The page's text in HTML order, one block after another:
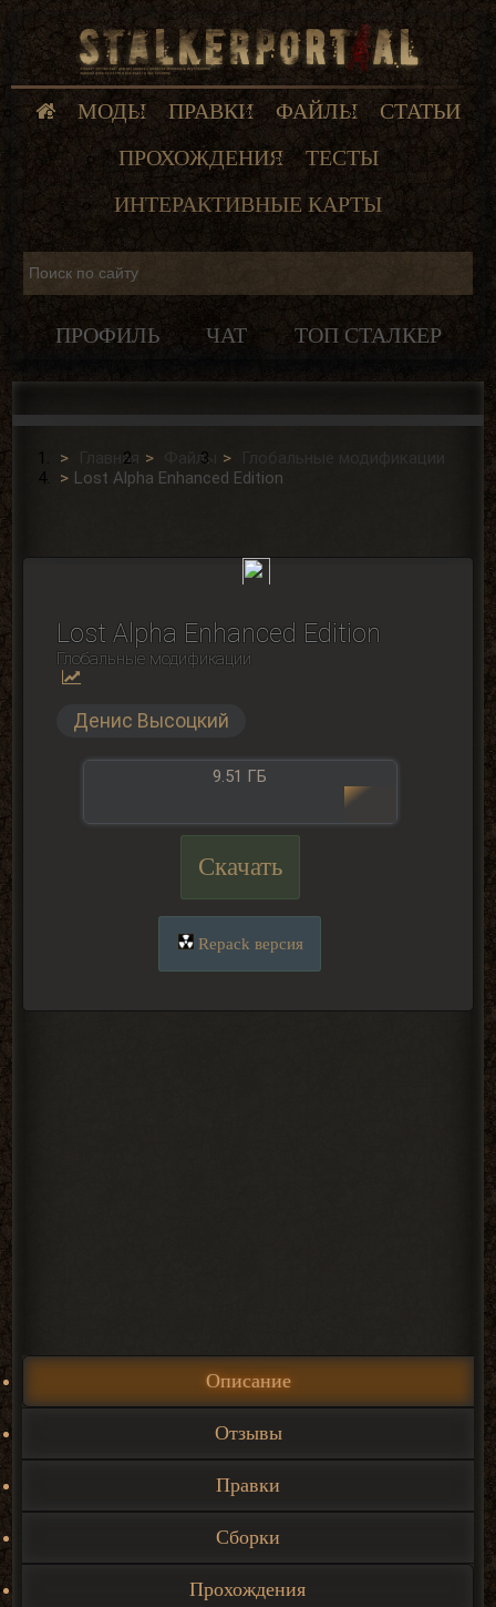
МОДЫ ПРАВКИ ФАЙЛЫ
СТАТЬИ
ПРОХОЖДЕНИЯ
ТЕСТЫ
ИНТЕРАКТИВНЫЕ КАРТЫ
ПРОФИЛЬ ЧАТ ТОП СТАЛКЕР
Главная Файлы
Глобальные модификации
Lost Alpha Enhanced Edition
Lost Alpha Enhanced Edition
Глобальные модификации
Денис Высоцкий
9.51 ГБ
Скачать
Repack версия
Описание
Отзывы
Правки
Сборки
Прохождения